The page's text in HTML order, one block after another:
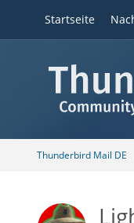
Startseite
Thunderbird Mail DE